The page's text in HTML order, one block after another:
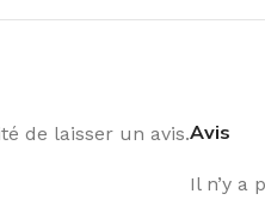
Avis
Il n’y a
de laisser un avis.